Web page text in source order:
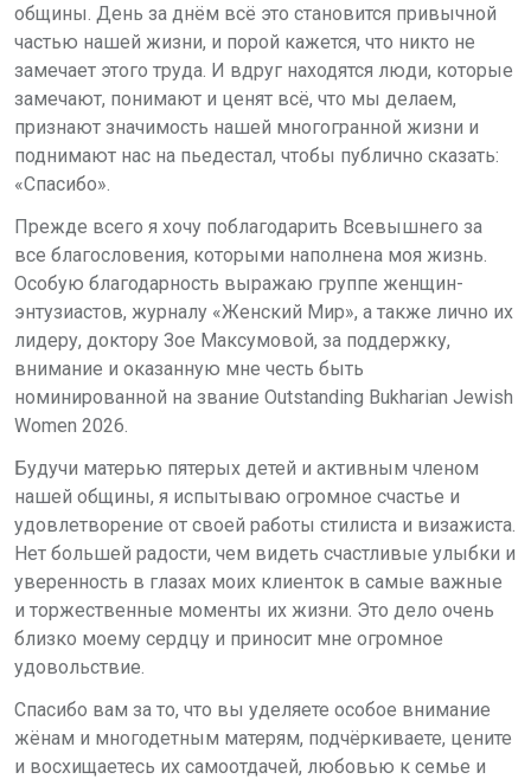
общины. День за днём всё это становится привычной
частью нашей жизни, и порой кажется, что никто не
замечает этого труда. И вдруг находятся люди, которые
замечают, понимают и ценят всё, что мы делаем,
признают значимость нашей многогранной жизни и
поднимают нас на пьедестал, чтобы публично сказать:
«Спасибо».
Прежде всего я хочу поблагодарить Всевышнего за
все благословения, которыми наполнена моя жизнь.
Особую благодарность выражаю группе женщин-
энтузиастов, журналу «Женский Мир», а также лично их
лидеру, доктору Зое Максумовой, за поддержку,
внимание и оказанную мне честь быть
номинированной на звание Outstanding Bukharian Jewish
Women 2026.
Будучи матерью пятерых детей и активным членом
нашей общины, я испытываю огромное счастье и
удовлетворение от своей работы стилиста и визажиста.
Нет большей радости, чем видеть счастливые улыбки и
уверенность в глазах моих клиенток в самые важные
и торжественные моменты их жизни. Это дело очень
близко моему сердцу и приносит мне огромное
удовольствие.
Спасибо вам за то, что вы уделяете особое внимание
жёнам и многодетным матерям, подчёркиваете, цените
и восхищаетесь их самоотдачей, любовью к семье и